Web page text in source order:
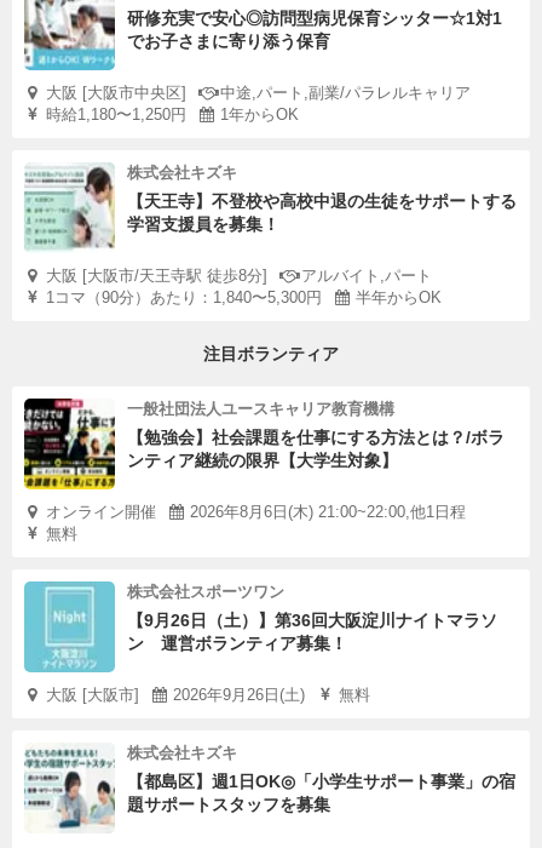
研修充実で安心◎訪問型病児保育シッター☆1対1
でお子さまに寄り添う保育
大阪 [大阪市中央区]
中途,パート,副業/パラレルキャリア
時給1,180〜1,250円
1年からOK
株式会社キズキ
【天王寺】不登校や高校中退の生徒をサポートする
学習支援員を募集！
大阪 [大阪市/天王寺駅 徒歩8分]
アルバイト,パート
1コマ（90分）あたり：1,840〜5,300円
半年からOK
注目ボランティア
一般社団法人ユースキャリア教育機構
【勉強会】社会課題を仕事にする方法とは？/ボラ
ンティア継続の限界【大学生対象】
オンライン開催
2026年8月6日(木) 21:00~22:00,他1日程
無料
株式会社スポーツワン
【9月26日（土）】第36回大阪淀川ナイトマラソ
ン 運営ボランティア募集！
大阪 [大阪市] 2026年9月26日(土) 無料
株式会社キズキ
【都島区】週1日OK◎「小学生サポート事業」の宿
題サポートスタッフを募集